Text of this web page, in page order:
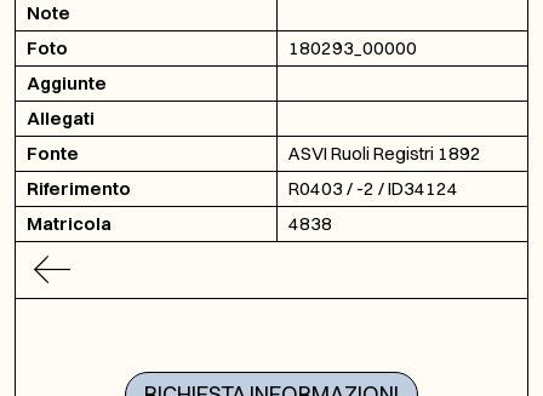
Note
Foto
180293_00000
Aggiunte
Allegati
Fonte
ASVI Ruoli Registri 1892
Riferimento
R0403 / -2 / ID34124
Matricola
4838